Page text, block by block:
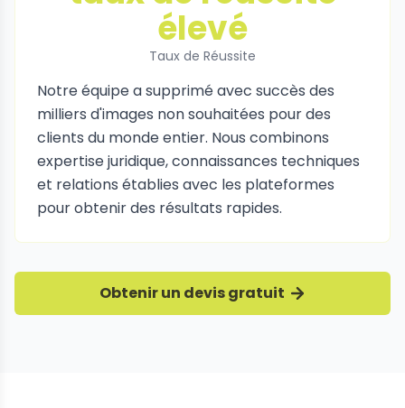
élevé
Taux de Réussite
Notre équipe a supprimé avec succès des
milliers d'images non souhaitées pour des
clients du monde entier. Nous combinons
expertise juridique, connaissances techniques
et relations établies avec les plateformes
pour obtenir des résultats rapides.
Obtenir un devis gratuit